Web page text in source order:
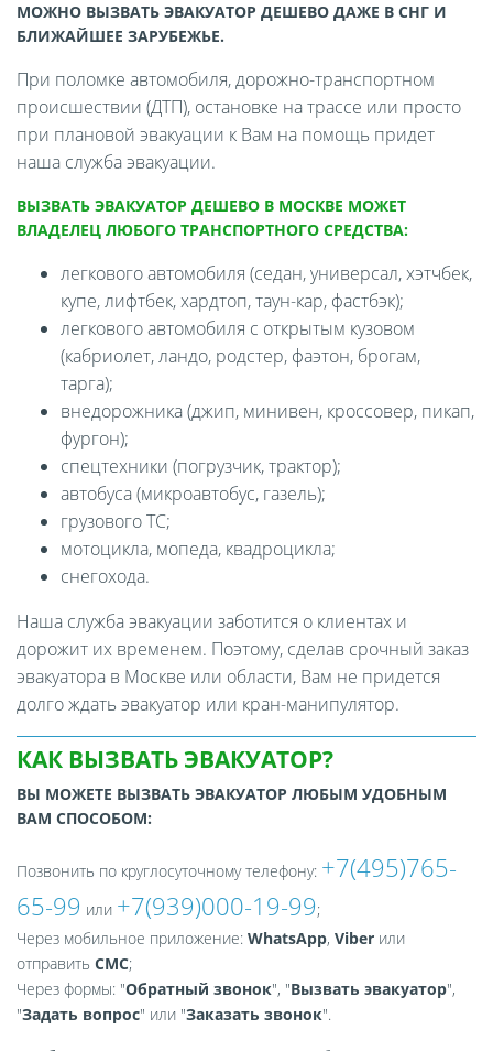
МОЖНО ВЫЗВАТЬ ЭВАКУАТОР ДЕШЕВО ДАЖЕ В СНГ И
БЛИЖАЙШЕЕ ЗАРУБЕЖЬЕ.
При поломке автомобиля, дорожно-транспортном
происшествии (ДТП), остановке на трассе или просто
при плановой эвакуации к Вам на помощь придет
наша служба эвакуации.
ВЫЗВАТЬ ЭВАКУАТОР ДЕШЕВО В МОСКВЕ МОЖЕТ
ВЛАДЕЛЕЦ ЛЮБОГО ТРАНСПОРТНОГО СРЕДСТВА:
легкового автомобиля (седан, универсал, хэтчбек,
купе, лифтбек, хардтоп, таун-кар, фастбэк);
легкового автомобиля с открытым кузовом
(кабриолет, ландо, родстер, фаэтон, брогам,
тарга);
внедорожника (джип, минивен, кроссовер, пикап,
фургон);
спецтехники (погрузчик, трактор);
автобуса (микроавтобус, газель);
грузового ТС;
мотоцикла, мопеда, квадроцикла;
снегохода.
Наша служба эвакуации заботится о клиентах и
дорожит их временем. Поэтому, сделав срочный заказ
эвакуатора в Москве или области, Вам не придется
долго ждать эвакуатор или кран-манипулятор.
КАК ВЫЗВАТЬ ЭВАКУАТОР?
ВЫ МОЖЕТЕ ВЫЗВАТЬ ЭВАКУАТОР ЛЮБЫМ УДОБНЫМ
ВАМ СПОСОБОМ:
Позвонить по круглосуточному телефону: +7(495)765-
65-99 или +7(939)000-19-99;
Через мобильное приложение: WhatsApp, Viber или
отправить СМС;
Через формы: "Обратный звонок", "Вызвать эвакуатор",
"Задать вопрос" или "Заказать звонок".